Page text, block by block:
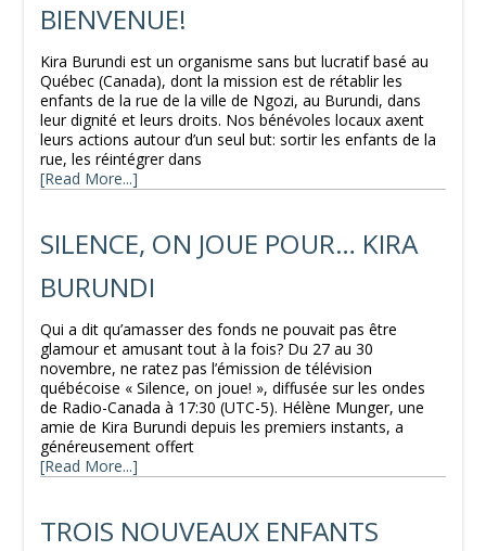
BIENVENUE!
Kira Burundi est un organisme sans but lucratif basé au
Québec (Canada), dont la mission est de rétablir les
enfants de la rue de la ville de Ngozi, au Burundi, dans
leur dignité et leurs droits. Nos bénévoles locaux axent
leurs actions autour d’un seul but: sortir les enfants de la
rue, les réintégrer dans
[Read More...]
SILENCE, ON JOUE POUR… KIRA
BURUNDI
Qui a dit qu’amasser des fonds ne pouvait pas être
glamour et amusant tout à la fois? Du 27 au 30
novembre, ne ratez pas l’émission de télévision
québécoise « Silence, on joue! », diffusée sur les ondes
de Radio-Canada à 17:30 (UTC-5). Hélène Munger, une
amie de Kira Burundi depuis les premiers instants, a
généreusement offert
[Read More...]
TROIS NOUVEAUX ENFANTS